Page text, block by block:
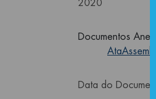
Documentos
Data do